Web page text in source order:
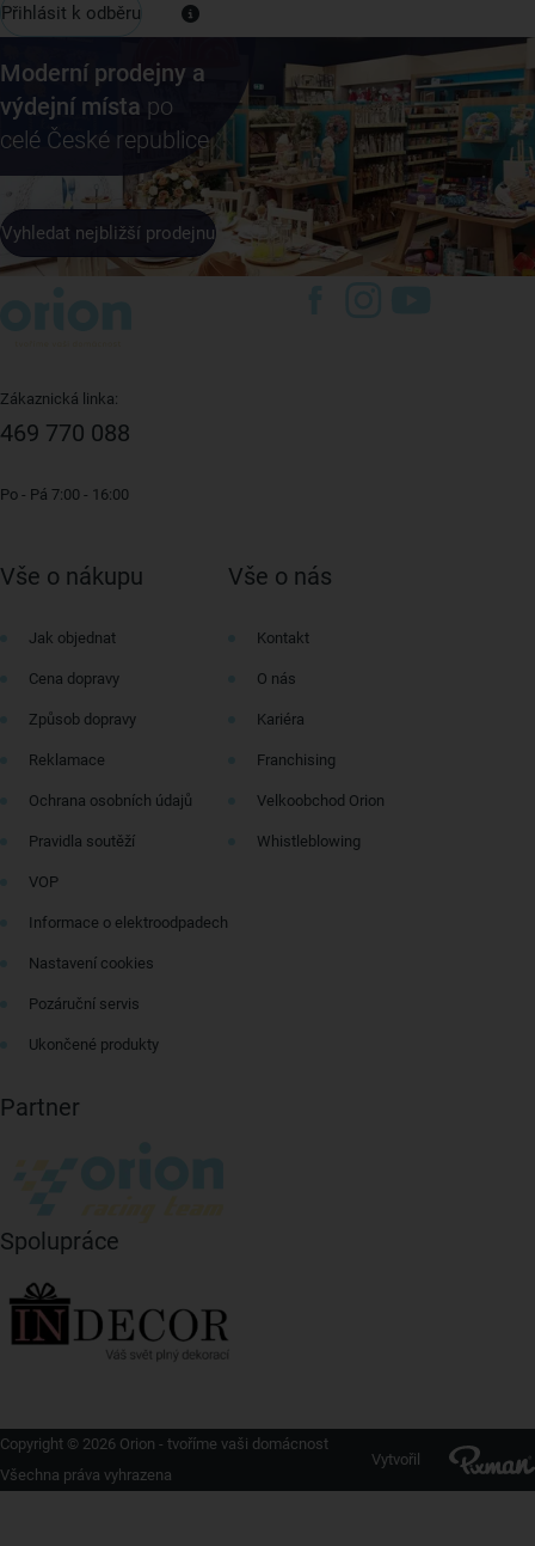
Přihlásit k odběru
Moderní prodejny a
výdejní místa po
celé České republice
Vyhledat nejbližší prodejnu
Zákaznická linka:
469 770 088
Po - Pá 7:00 - 16:00
Vše o nákupu
Jak objednat
Cena dopravy
Způsob dopravy
Reklamace
Ochrana osobních údajů
Pravidla soutěží
VOP
Informace o elektroodpadech
Nastavení cookies
Pozáruční servis
Ukončené produkty
Vše o nás
Kontakt
O nás
Kariéra
Franchising
Velkoobchod Orion
Whistleblowing
Partner
Spolupráce
Copyright © 2026 Orion - tvoříme vaši domácnost
Všechna práva vyhrazena
Vytvořil